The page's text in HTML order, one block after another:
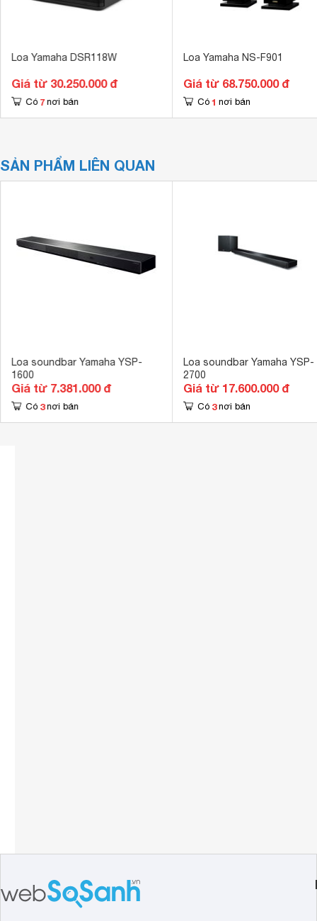
Loa Yamaha DSR118W
Giá từ 30.250.000 đ
Có 7 nơi bán
Loa Yamaha NS-F901
Giá từ 68.750.000 đ
Có 1 nơi bán
SẢN PHẨM LIÊN QUAN
Loa soundbar Yamaha YSP-
1600
Giá từ 7.381.000 đ
Có 3 nơi bán
Loa soundbar Yamaha YSP-
2700
Giá từ 17.600.000 đ
Có 3 nơi bán